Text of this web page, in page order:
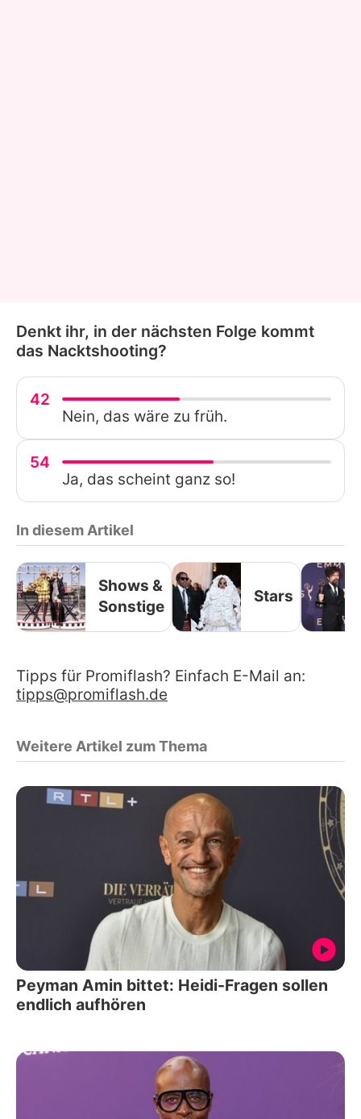
Denkt ihr, in der nächsten Folge kommt
das Nacktshooting?
42
Nein, das wäre zu früh.
54
Ja, das scheint ganz so!
In diesem Artikel
Shows &
Sonstige
Stars
Tipps für Promiflash? Einfach E-Mail an:
tipps@promiflash.de
Weitere Artikel zum Thema
Peyman Amin bittet: Heidi-Fragen sollen
endlich aufhören